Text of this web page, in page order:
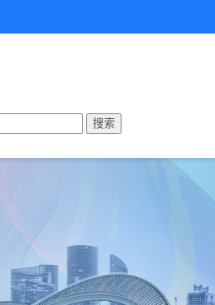
搜索